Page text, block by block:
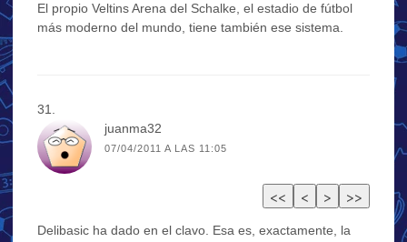
El propio Veltins Arena del Schalke, el estadio de fútbol
más moderno del mundo, tiene también ese sistema.
juanma32
07/04/2011 A LAS 11:05
Delibasic ha dado en el clavo. Esa es, exactamente, la